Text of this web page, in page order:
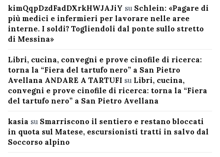
kimQqpDzdFadDXrkHWJAJiY su Schlein: «Pagare di
più medici e infermieri per lavorare nelle aree
interne. I soldi? Togliendoli dal ponte sullo stretto
di Messina»
Libri, cucina, convegni e prove cinofile di ricerca:
torna la “Fiera del tartufo nero” a San Pietro
Avellana ANDARE A TARTUFI su Libri, cucina,
convegni e prove cinofile di ricerca: torna la “Fiera
del tartufo nero” a San Pietro Avellana
kasia su Smarriscono il sentiero e restano bloccati
in quota sul Matese, escursionisti tratti in salvo dal
Soccorso alpino